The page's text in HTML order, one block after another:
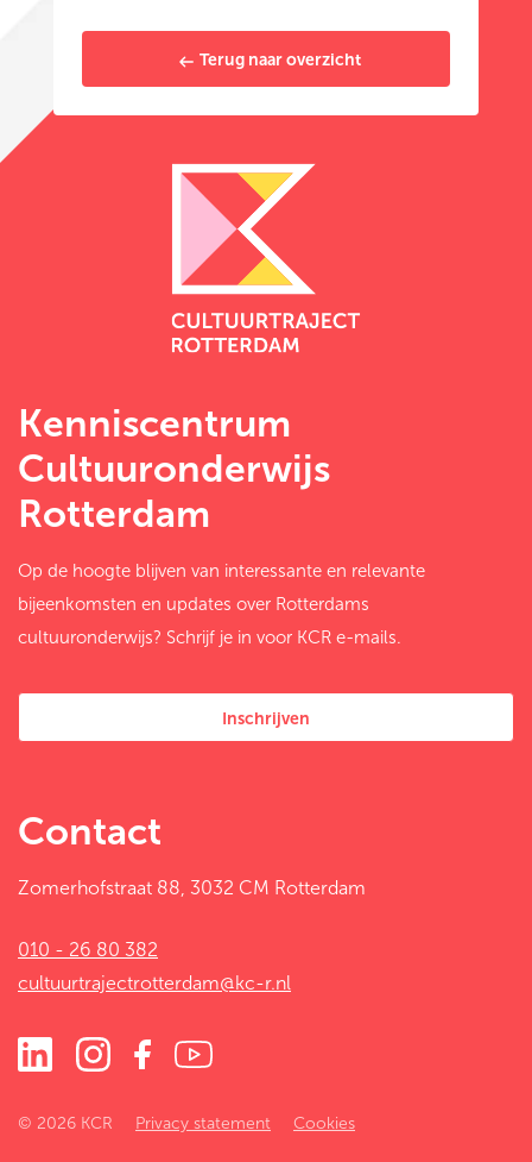
Terug naar overzicht
Kenniscentrum
Cultuuronderwijs
Rotterdam
Op de hoogte blijven van interessante en relevante
bijeenkomsten en updates over Rotterdams
cultuuronderwijs? Schrijf je in voor KCR e-mails.
Inschrijven
Contact
Zomerhofstraat 88, 3032 CM Rotterdam
010 - 26 80 382
cultuurtrajectrotterdam@kc-r.nl
© 2026 KCR Privacy statement Cookies